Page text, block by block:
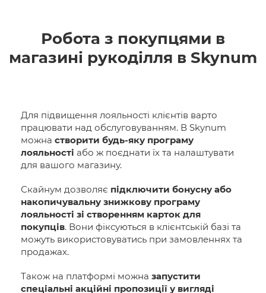
Робота з покупцями в
магазині рукоділля в Skynum
Для підвищення лояльності клієнтів варто
працювати над обслуговуванням. В Skynum
можна створити будь-яку програму
лояльності або ж поєднати їх та налаштувати
для вашого магазину.
Скайнум дозволяє підключити бонусну або
накопичувальну знижкову програму
лояльності зі створенням карток для
покупців. Вони фіксуються в клієнтській базі та
можуть використовуватись при замовленнях та
продажах.
Також на платформі можна запустити
спеціальні акційні пропозиції у вигляді